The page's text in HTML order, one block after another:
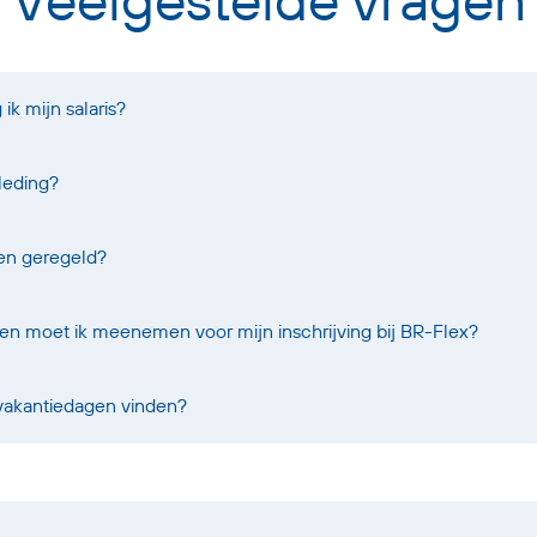
mijn salaris?
geregeld?
moet ik meenemen voor mijn inschrijving bij BR-Flex?
vinden?